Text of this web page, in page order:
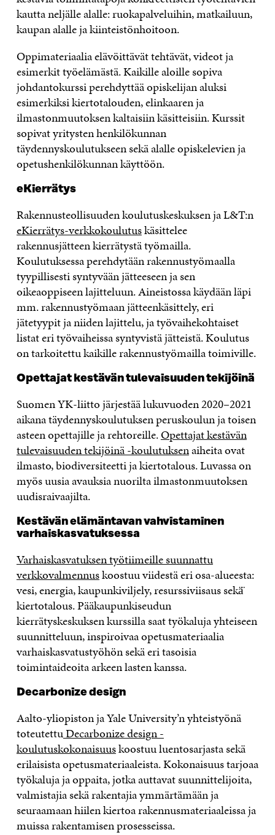
kautta neljälle alalle: ruokapalveluihin, matkailuun,
kaupan alalle ja kiinteistönhoitoon.
Oppimateriaalia elävöittävät tehtävät, videot ja
esimerkit työelämästä. Kaikille aloille sopiva
johdantokurssi perehdyttää opiskelijan aluksi
esimerkiksi kiertotalouden, elinkaaren ja
ilmastonmuutoksen kaltaisiin käsitteisiin. Kurssit
sopivat yritysten henkilökunnan
täydennyskoulutukseen sekä alalle opiskelevien ja
opetushenkilökunnan käyttöön.
eKierrätys
Rakennusteollisuuden koulutuskeskuksen ja L&T:n
eKierrätys-verkkokoulutuskäsittelee
rakennusjätteen kierrätystä työmailla.
Koulutuksessa perehdytään rakennustyömaalla
tyypillisesti syntyvään jätteeseen ja sen
oikeaoppiseen lajitteluun. Aineistossa käydään läpi
mm. rakennustyömaan jätteenkäsittely, eri
jätetyypit ja niiden lajittelu, ja työvaihekohtaiset
listat eri työvaiheissa syntyvistä jätteistä. Koulutus
on tarkoitettu kaikille rakennustyömailla toimiville.
Opettajat kestävän tulevaisuuden tekijöinä
Suomen YK-liitto järjestää lukuvuoden 2020–2021
aikana täydennyskoulutuksen peruskoulun ja toisen
asteen opettajille ja rehtoreille.Opettajat kestävän
tulevaisuuden tekijöinä -koulutuksenaiheita ovat
ilmasto, biodiversiteetti ja kiertotalous. Luvassa on
myös uusia avauksia nuorilta ilmastonmuutoksen
uudisraivaajilta.
Kestävän elämäntavan vahvistaminen
varhaiskasvatuksessa
Varhaiskasvatuksen työtiimeille suunnattu
verkkovalmennuskoostuu viidestä eri osa-alueesta:
vesi, energia, kaupunkiviljely, resurssiviisaus sekä̈
kiertotalous. Pääkaupunkiseudun
kierrätyskeskuksen kurssilla saat työkaluja yhteiseen
suunnitteluun, inspiroivaa opetusmateriaalia
varhaiskasvatustyöhön sekä eri tasoisia
toimintaideoita arkeen lasten kanssa.
Decarbonize design
Aalto-yliopiston ja Yale University’n yhteistyönä
toteutettuDecarbonize design -
koulutuskokonaisuuskoostuu luentosarjasta sekä
erilaisista opetusmateriaaleista. Kokonaisuus tarjoaa
työkaluja ja oppaita, jotka auttavat suunnittelijoita,
valmistajia sekä rakentajia ymmärtämään ja
seuraamaan hiilen kiertoa rakennusmateriaaleissa ja
muissa rakentamisen prosesseissa.